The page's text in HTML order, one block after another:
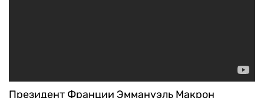
Президент Франции Эммануэль Макрон